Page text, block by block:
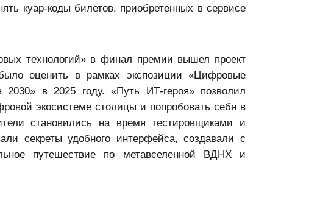
куар-коды билетов, приобретенных в сервисе
технологий» в финал премии вышел проект
оценить в рамках экспозиции «Цифровые
в 2025 году. «Путь ИТ-героя» позволил
экосистеме столицы и попробовать себя в
становились на время тестировщиками и
секреты удобного интерфейса, создавали с
путешествие по метавселенной ВДНХ и